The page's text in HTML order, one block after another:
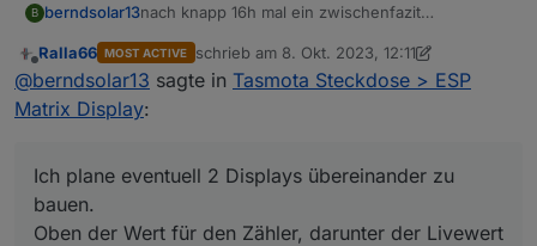
B berndsolar13nach knapp 16h mal ein zwischenfazit
festgestellt.
Da aber eben sie Sonne raus kam, und der Zähler
dann -125 W meldete, fing das Ding an den
Offline
Ralla66 MOST ACTIVE schrieb am 8. Okt. 2023, 12:11
zuletzt editiert von Ralla6610. Aug. 2023,
@berndsolar13 sagte in Tasmota Steckdose > ESP
Matrix Display:
Ich plane eventuell 2 Displays übereinander zu
bauen.
Oben der Wert für den Zähler, darunter der Livewert